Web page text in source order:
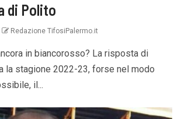
di Polito
Redazione TifosiPalermo.it
in biancorosso? La risposta di
la stagione 2022-23, forse nel modo
il...